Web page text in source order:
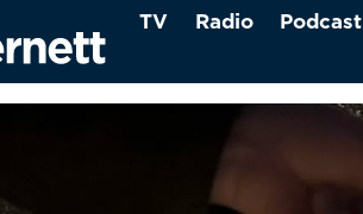
TV Radio Podcast